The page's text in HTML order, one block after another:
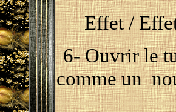
Effet /
6-Ouvrir le
comme un